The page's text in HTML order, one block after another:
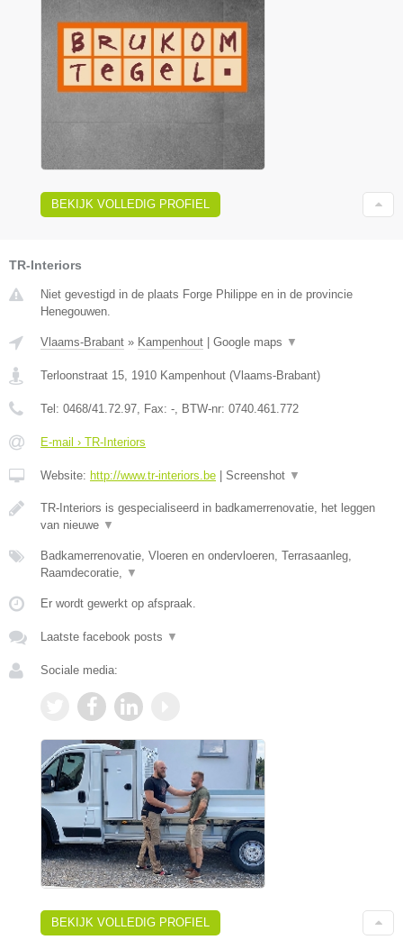
BEKIJK VOLLEDIG PROFIEL
TR-Interiors
Niet gevestigd in de plaats Forge Philippe en in de provincie
Henegouwen.
Vlaams-Brabant » Kampenhout | Google maps ▼
Terloonstraat 15 1910 Kampenhout (Vlaams-Brabant)
Tel: 0468/41.72.97 , Fax: - , BTW-nr: 0740.461.772
E-mail › TR-Interiors
Website: http://www.tr-interiors.be | Screenshot ▼
TR-Interiors is gespecialiseerd in badkamerrenovatie, het leggen
van nieuwe ▼
Badkamerrenovatie, Vloeren en ondervloeren, Terrasaanleg,
Raamdecoratie,
▼
Er wordt gewerkt op afspraak.
Laatste facebook posts ▼
Sociale media:
BEKIJK VOLLEDIG PROFIEL